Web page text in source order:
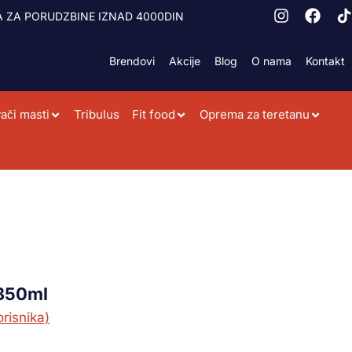
ZA PORUDZBINE IZNAD 4000DIN
Brendovi Akcije Blog O nama Kontakt
masti Tribulus Fit food Oprema za teretanu